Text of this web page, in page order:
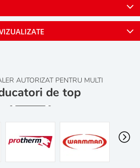
AUTORIZAT PENTRU MULTI
de top